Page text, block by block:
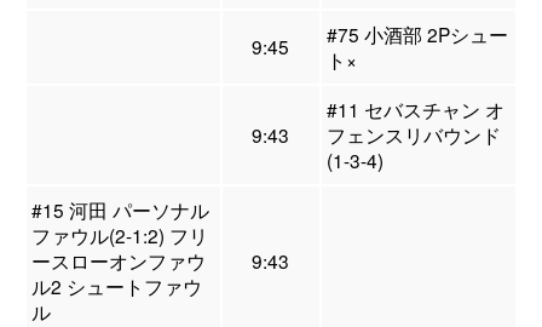
9:45
#75 小酒部 2Pシュー
ト×
9:43
#11 セバスチャン オ
フェンスリバウンド
(1-3-4)
#15 河田 パーソナル
ファウル(2-1:2) フリ
ースローオンファウ
ル2 シュートファウ
ル
9:43